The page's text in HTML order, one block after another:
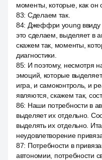
моменты, которые, как он
83: Сделаем так.
84: Джеффри young ввиду
это сделаем, выделяет в
скажем так, моменты,
диагностики.
85: И поэтому, несмотря
эмоций, которые
игра, и самоконтроль, и
являются, скажем так,
86: Наши потребности в
выделяет их отдельно.
выделять их отдельно.
неудовлетворение
87: Потребности в
автономии, потребности